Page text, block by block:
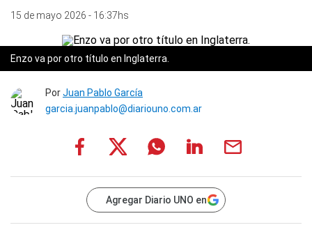
15 de mayo 2026 - 16:37hs
Enzo va por otro título en Inglaterra.
PorJuan Pablo García
garcia.juanpablo@diariouno.com.ar
Agregar Diario UNO en